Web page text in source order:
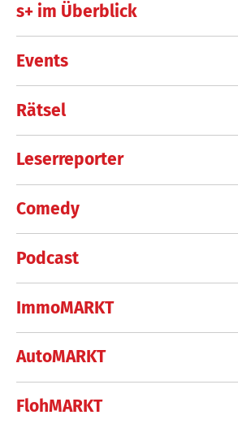
s+ im Überblick
Events
Rätsel
Leserreporter
Comedy
Podcast
ImmoMARKT
AutoMARKT
FlohMARKT